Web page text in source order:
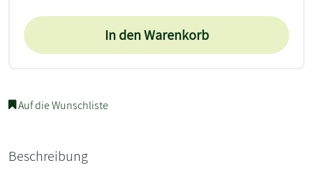
In den Warenkorb
Auf die Wunschliste
Beschreibung